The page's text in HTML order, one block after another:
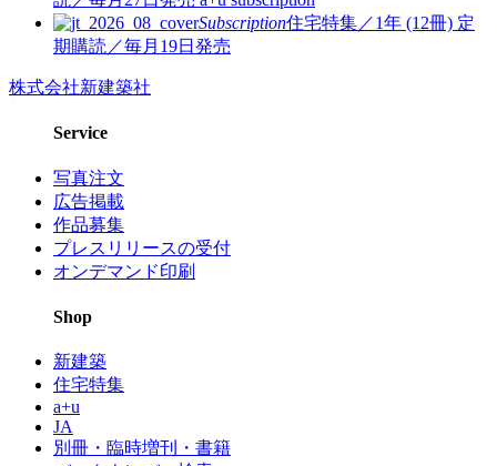
Subscription住宅特集／1年 (12冊) 定
期購読／毎月19日発売
株式会社新建築社
Service
写真注文
広告掲載
作品募集
プレスリリースの受付
オンデマンド印刷
Shop
新建築
住宅特集
a+u
JA
別冊・臨時増刊・書籍